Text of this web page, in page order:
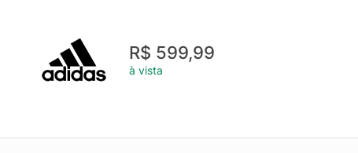
R$ 599,99
à vista